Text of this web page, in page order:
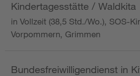
Kindertagesstätte / Waldkita
in Vollzeit (38,5 Std./Wo.), SOS-
Vorpommern, Grimmen
Bundesfreiwilligendienst in